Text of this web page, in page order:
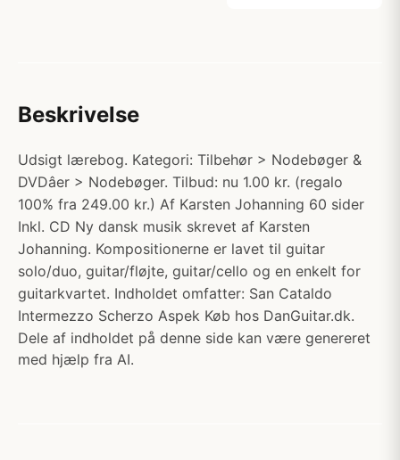
Beskrivelse
Udsigt lærebog. Kategori: Tilbehør > Nodebøger &
DVDâer > Nodebøger. Tilbud: nu 1.00 kr. (regalo
100% fra 249.00 kr.) Af Karsten Johanning 60 sider
Inkl. CD Ny dansk musik skrevet af Karsten
Johanning. Kompositionerne er lavet til guitar
solo/duo, guitar/fløjte, guitar/cello og en enkelt for
guitarkvartet. Indholdet omfatter: San Cataldo
Intermezzo Scherzo Aspek Køb hos DanGuitar.dk.
Dele af indholdet på denne side kan være genereret
med hjælp fra AI.